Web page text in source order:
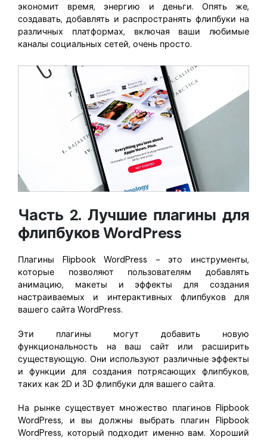
экономит время, энергию и деньги. Опять же,
создавать, добавлять и распространять флипбуки на
различных платформах, включая ваши любимые
каналы социальных сетей, очень просто.
Часть 2. Лучшие плагины для
флипбуков WordPress
Плагины Flipbook WordPress - это инструменты,
которые позволяют пользователям добавлять
анимацию, макеты и эффекты для создания
настраиваемых и интерактивных флипбуков для
вашего сайта WordPress.
Эти плагины могут добавить новую
функциональность на ваш сайт или расширить
существующую. Они используют различные эффекты
и функции для создания потрясающих флипбуков,
таких как 2D и 3D флипбуки для вашего сайта.
На рынке существует множество плагинов Flipbook
WordPress, и вы должны выбрать плагин Flipbook
WordPress, который подходит именно вам. Хороший